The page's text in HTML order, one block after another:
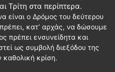
Τρίτη στα περίπτερα.
είναι ο Δρόμος του δεύτερου
κατ’ αρχάς, να δώσουμε
πρέπει ενσυνείδητα και
ως συμβολή διεξόδου της
κρίση.